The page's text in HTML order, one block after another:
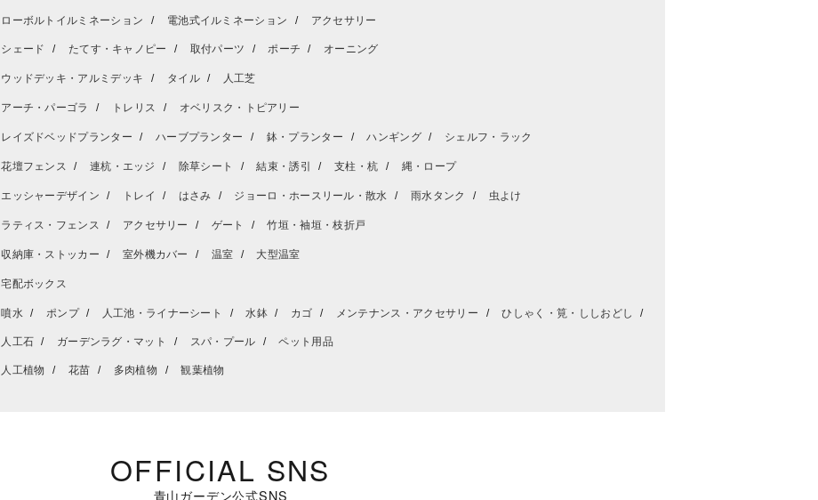
ローボルトイルミネーション 電池式イルミネーション アクセサリー
シェード たてす・キャノピー 取付パーツ ポーチ オーニング
ウッドデッキ・アルミデッキ タイル 人工芝
アーチ・パーゴラ トレリス オベリスク・トピアリー
レイズドベッドプランター ハーブプランター 鉢・プランター ハンギング シェルフ・ラック
花壇フェンス 連杭・エッジ 除草シート 結束・誘引 支柱・杭 縄・ロープ
エッシャーデザイン トレイ はさみ ジョーロ・ホースリール・散水 雨水タンク 虫よけ
ラティス・フェンス アクセサリー ゲート 竹垣・袖垣・枝折戸
収納庫・ストッカー 室外機カバー 温室 大型温室
宅配ボックス
噴水 ポンプ 人工池・ライナーシート 水鉢 カゴ メンテナンス・アクセサリー ひしゃく・筧・ししおどし
人工石 ガーデンラグ・マット スパ・プール ペット用品
人工植物 花苗 多肉植物 観葉植物
OFFICIAL SNS
青山ガーデン公式SNS